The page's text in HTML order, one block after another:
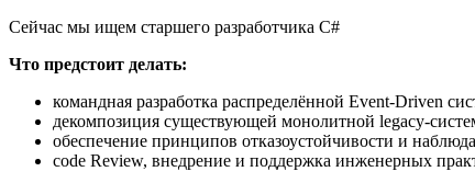
Сейчас мы ищем старшего разработчика C#
Что предстоит делать:
командная разработка распределённой Event-Driven
декомпозиция существующей монолитной legacy-
обеспечение принципов отказоустойчивости и
code Review, внедрение и поддержка инженерных